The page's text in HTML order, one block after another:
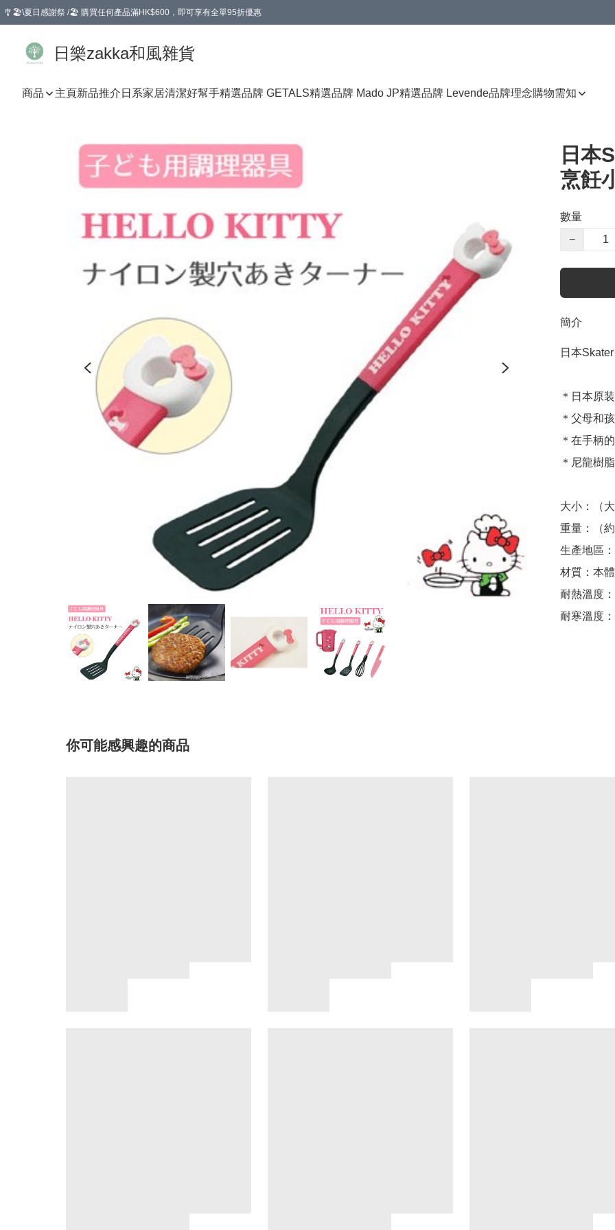
🎐🏖️\夏日感謝祭 /🏖️ 購買任何產品滿HK$600，即可享有全單95折優惠
日樂zakka和風雜貨
商品 主頁新品推介 日系家居清潔好幫手精選品牌 GETALS精選品牌 Mado JP精選品牌 Levende品牌理念購物需知
日本
烹飪
數量
−
簡介
日本
＊日本原
＊父母和
＊在手柄
＊尼龍樹
大小：（
重量：（
生產地區
材質：本
耐熱溫度
耐寒溫度
你可能感興趣的商品